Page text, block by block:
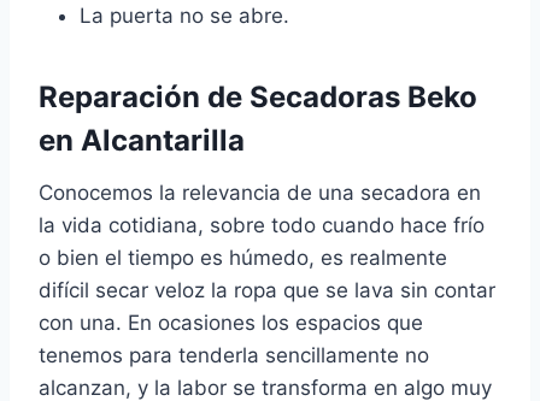
La puerta no se abre.
Reparación de Secadoras Beko
en Alcantarilla
Conocemos la relevancia de una secadora en
la vida cotidiana, sobre todo cuando hace frío
o bien el tiempo es húmedo, es realmente
difícil secar veloz la ropa que se lava sin contar
con una. En ocasiones los espacios que
tenemos para tenderla sencillamente no
alcanzan, y la labor se transforma en algo muy